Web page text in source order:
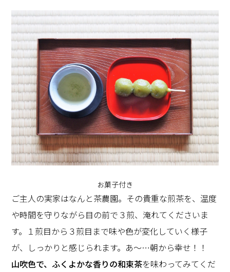
お菓子付き
ご主人の実家はなんと茶農園。その貴重な煎茶を、温度
や時間を守りながら目の前で３煎、淹れてくださいま
す。１煎目から３煎目まで味や色が変化していく様子
が、しっかりと感じられます。あ～…朝から幸せ！！
山吹色で、ふくよかな香りの和束茶を味わってみてくだ